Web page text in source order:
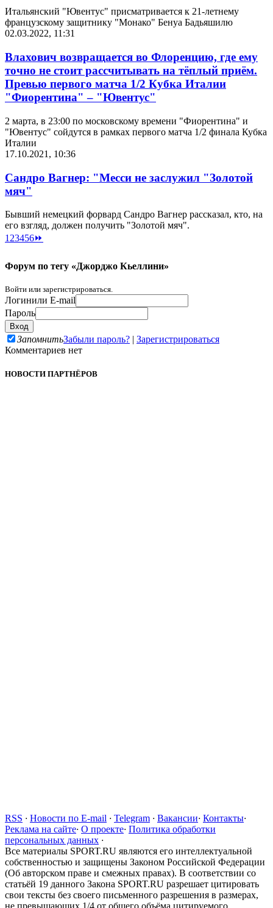
Итальянский "Ювентус" присматривается к 21-летнему
французскому защитнику "Монако" Бенуа Бадьяшилю
02.03.2022, 11:31
Влахович возвращается во Флоренцию, где ему
точно не стоит рассчитывать на тёплый приём.
Превью первого матча 1/2 Кубка Италии
"Фиорентина" – "Ювентус"
2 марта, в 23:00 по московскому времени "Фиорентина" и
"Ювентус" сойдутся в рамках первого матча 1/2 финала Кубка
Италии
17.10.2021, 10:36
Сандро Вагнер: "Месси не заслужил "Золотой
мяч"
Бывший немецкий форвард Сандро Вагнер рассказал, кто, на
его взгляд, должен получить "Золотой мяч".
1 23456⏩
Форум по тегу «Джорджо Кьеллини»
Войти или зарегистрироваться.
Логинили E-mail
Пароль
ЗапомнитьЗабыли пароль? | Зарегистрироваться
Комментариев нет
НОВОСТИ ПАРТНЁРОВ
RSS · Новости по E-mail · Telegram · Вакансии· Контакты·
Реклама на сайте· О проекте· Политика обработки
персональных данных ·
Все материалы SPORT.RU являются его интеллектуальной
собственностью и защищены Законом Российской Федерации
(Об авторском праве и смежных правах). В соответствии со
статьёй 19 данного Закона SPORT.RU разрешает цитировать
свои тексты без своего письменного разрешения в размерах,